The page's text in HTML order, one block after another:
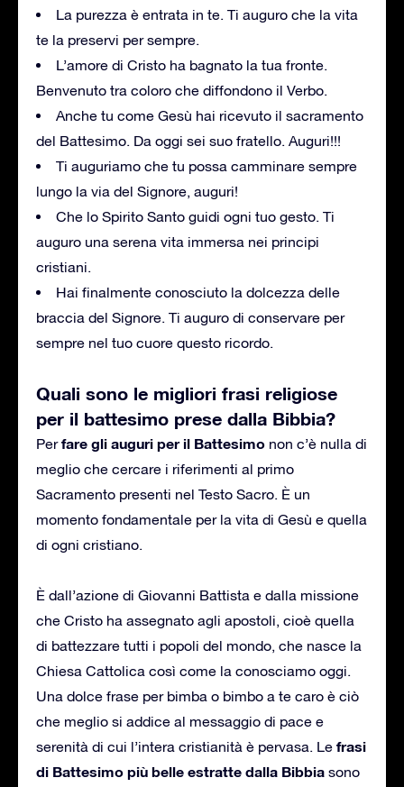
La purezza è entrata in te. Ti auguro che la vita
te la preservi per sempre.
L’amore di Cristo ha bagnato la tua fronte.
Benvenuto tra coloro che diffondono il Verbo.
Anche tu come Gesù hai ricevuto il sacramento
del Battesimo. Da oggi sei suo fratello. Auguri!!!
Ti auguriamo che tu possa camminare sempre
lungo la via del Signore, auguri!
Che lo Spirito Santo guidi ogni tuo gesto. Ti
auguro una serena vita immersa nei principi
cristiani.
Hai finalmente conosciuto la dolcezza delle
braccia del Signore. Ti auguro di conservare per
sempre nel tuo cuore questo ricordo.
Quali sono le migliori frasi religiose
per il battesimo prese dalla Bibbia?
Perfare gli auguri per il Battesimo non c’è nulla di
meglio che cercare i riferimenti al primo
Sacramento presenti nel Testo Sacro. È un
momento fondamentale per la vita di Gesù e quella
di ogni cristiano.
È dall’azione di Giovanni Battista e dalla missione
che Cristo ha assegnato agli apostoli, cioè quella
di battezzare tutti i popoli del mondo, che nasce la
Chiesa Cattolica così come la conosciamo oggi.
Una dolce frase per bimba o bimbo a te caro è ciò
che meglio si addice al messaggio di pace e
serenità di cui l’intera cristianità è pervasa. Le frasi
di Battesimo più belle estratte dalla Bibbia sono